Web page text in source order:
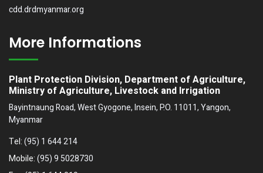
cdd.drdmyanmar.org
More Informations
Plant Protection Division, Department of Agriculture,
Ministry of Agriculture, Livestock and Irrigation
Bayintnaung Road, West Gyogone, Insein, P.O. 11011, Yangon,
Myanmar
Tel:(95) 1 644 214
Mobile:(95) 9 5028730